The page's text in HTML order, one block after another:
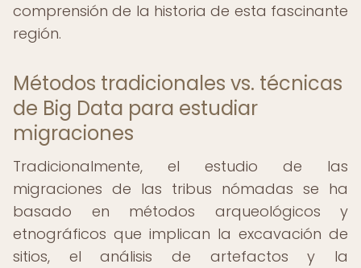
comprensión de la historia de esta fascinante
región.
Métodos tradicionales vs. técnicas
de Big Data para estudiar
migraciones
Tradicionalmente, el estudio de las
migraciones de las tribus nómadas se ha
basado en métodos arqueológicos y
etnográficos que implican la excavación de
sitios, el análisis de artefactos y la